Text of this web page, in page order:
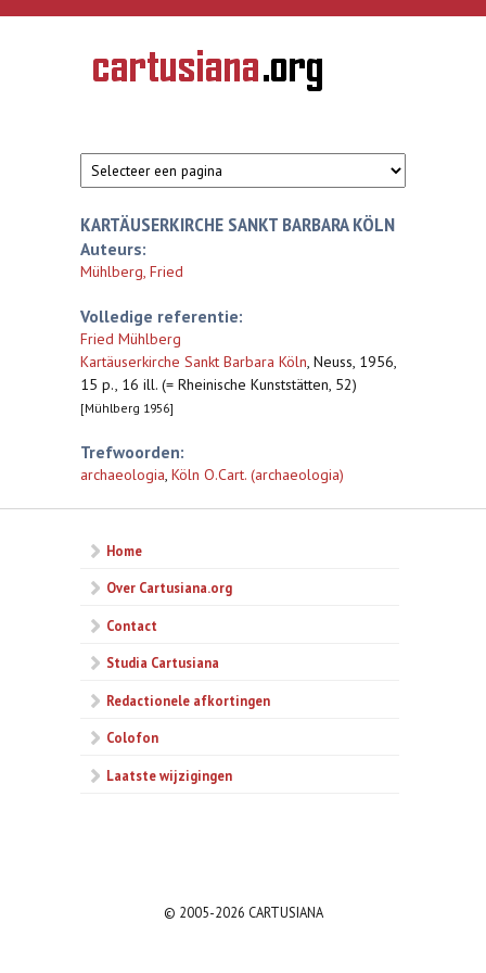
Overslaan en naar de inhoud gaan
CARTUSIANA
Geschiedenis
van de
KARTÄUSERKIRCHE SANKT BARBARA KÖLN
Auteurs:
Mühlberg, Fried
Volledige referentie:
Fried Mühlberg
Kartäuserkirche Sankt Barbara Köln, Neuss, 1956,
15 p., 16 ill. (= Rheinische Kunststätten, 52)
[Mühlberg 1956]
Trefwoorden:
archaeologia, Köln O.Cart. (archaeologia)
Home
Over Cartusiana.org
Contact
Studia Cartusiana
Redactionele afkortingen
Colofon
Laatste wijzigingen
© 2005-2026 CARTUSIANA